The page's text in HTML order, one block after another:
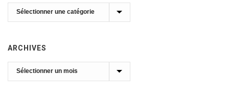
Catégories
ARCHIVES
Archives